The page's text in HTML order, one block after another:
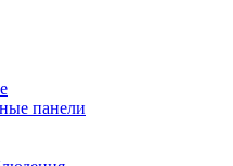
панели